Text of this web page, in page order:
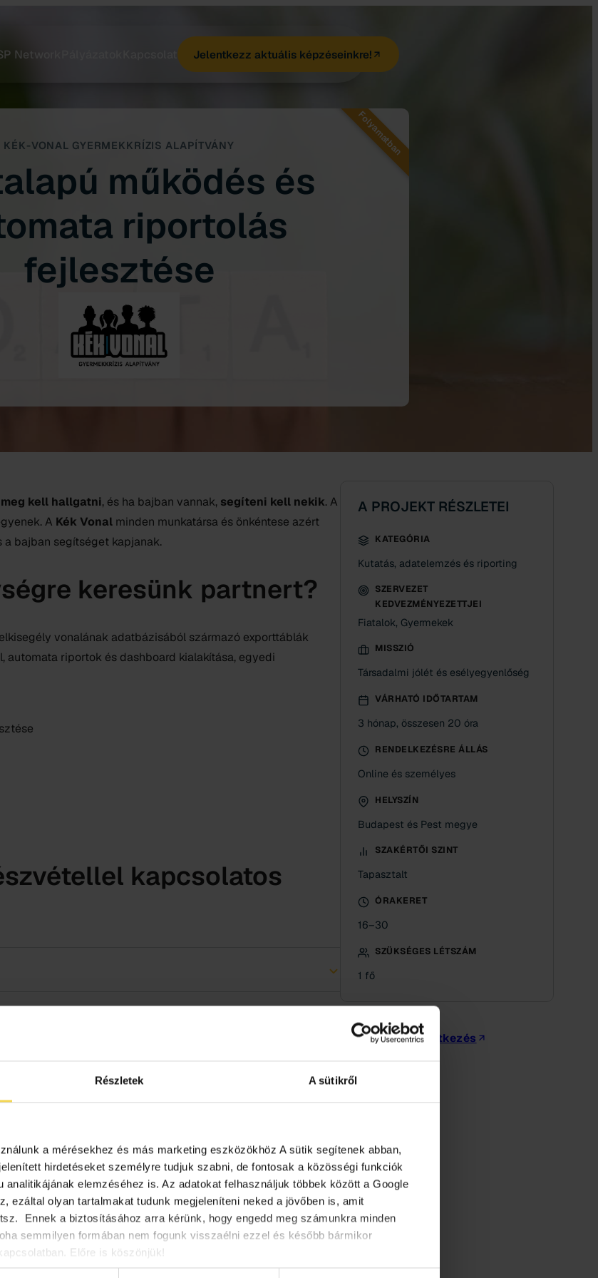
Részletek A sütikről
a mérésekhez és más marketing eszközökhöz A sütik segítenek abban,
hirdetéseket személyre tudjuk szabni, de fontosak a közösségi funkciók
analitikájának elemzéséhez is. Az adatokat felhasználjuk többek között a Google
ezáltal olyan tartalmakat tudunk megjeleníteni neked a jövőben is, amit
Ennek a biztosításához arra kérünk, hogy engedd meg számunkra minden
semmilyen formában nem fogunk visszaélni ezzel és később bármikor
Előre is köszönjük!
Network Jelentkezz aktuális képzéseinkre!
Folyamatban
KÉK-VONAL GYERMEKKRÍZIS ALAPÍTVÁNY
működés és
riportolás
fejlesztése
kell hallgatni, és ha bajban vannak, segíteni kell nekik. A
A Kék Vonalminden munkatársa és önkéntese azért
bajban segítséget kapjanak.
keresünk partnert?
vonalának adatbázisábólszármazó exporttáblák
riportok és dashboard kialakítása, egyedi
kapcsolatos
keresünk olyan szakembert, aki támogatást nyújt
és a csapat betanításában a rendszer használatára.
A PROJEKT RÉSZLETEI
KATEGÓRIA
Kutatás, adatelemzés és riporting
SZERVEZET
KEDVEZMÉNYEZETTJEI
Fiatalok, Gyermekek
MISSZIÓ
Társadalmi jólét és esélyegyenlőség
VÁRHATÓ IDŐTARTAM
3 hónap, összesen 20 óra
RENDELKEZÉSRE ÁLLÁS
Online és személyes
HELYSZÍN
Budapest és Pest megye
SZAKÉRTŐI SZINT
Tapasztalt
ÓRAKERET
16–30
SZÜKSÉGES LÉTSZÁM
1 fő
Jelentkezés